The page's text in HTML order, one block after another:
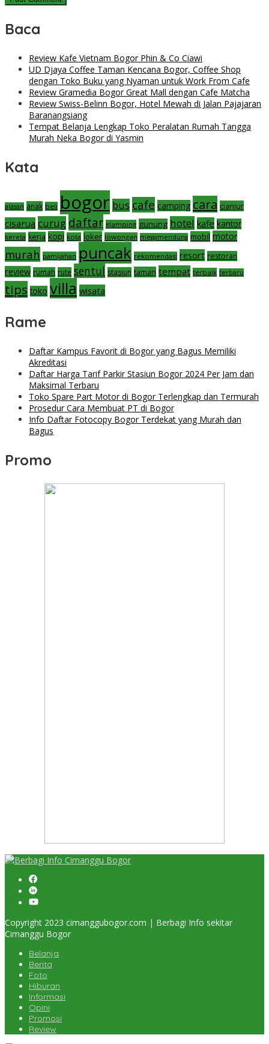
Baca
Review Kafe Vietnam Bogor Phin & Co Ciawi
UD Djaya Coffee Taman Kencana Bogor, Coffee Shop
dengan Toko Buku yang Nyaman untuk Work From Cafe
Review Gramedia Bogor Great Mall dengan Cafe Matcha
Review Swiss-Belinn Bogor, Hotel Mewah di Jalan Pajajaran
Baranangsiang
Tempat Belanja Lengkap Toko Peralatan Rumah Tangga
Murah Neka Bogor di Yasmin
Kata
alasan anak beli bogor bus cafe camping cara cianjur
cisarua curug daftar glamping gunung hotel kafe kantor
kereta kerja kopi kota loker lowongan megamendung mobil motor
murah pamijahan puncak rekomendasi resort restoran
review rumah rute sentul stasiun taman tempat terbaik terbaru
tips toko villa wisata
Rame
Daftar Kampus Favorit di Bogor yang Bagus Memiliki
Akreditasi
Daftar Harga Tarif Parkir Stasiun Bogor 2024 Per Jam dan
Maksimal Terbaru
Toko Spare Part Motor di Bogor Terlengkap dan Termurah
Prosedur Cara Membuat PT di Bogor
Info Daftar Fotocopy Bogor Terdekat yang Murah dan
Bagus
Promo
Copyright 2023 cimanggubogor.com | Berbagi Info sekitar
Cimanggu Bogor
Belanja
Berita
Foto
Hiburan
Informasi
Opini
Promosi
Review